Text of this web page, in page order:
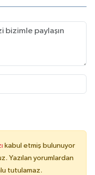
kabul etmiş bulunuyor
Yazılan yorumlardan
tutulamaz.